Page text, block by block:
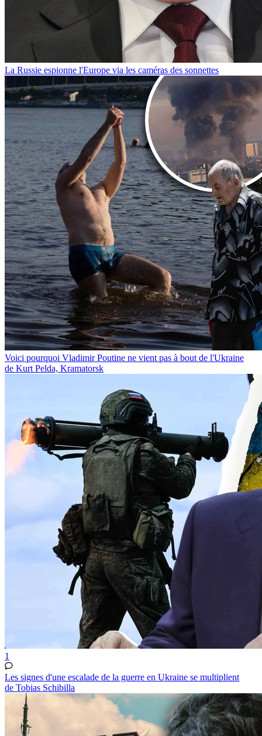
La Russie espionne l'Europe via les caméras des sonnettes
Voici pourquoi Vladimir Poutine ne vient pas à bout de l'Ukraine
de Kurt Pelda, Kramatorsk
1
Les signes d'une escalade de la guerre en Ukraine se multiplient
de Tobias Schibilla